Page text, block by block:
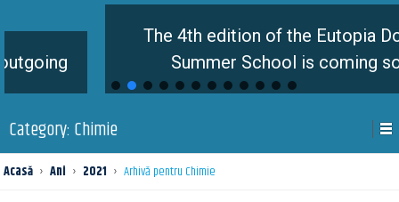
The 4th edition of the Eutopia Doctoral
Summer School is coming soon
Category: Chimie
Acasă › Ani › 2021 › Arhivă pentru Chimie